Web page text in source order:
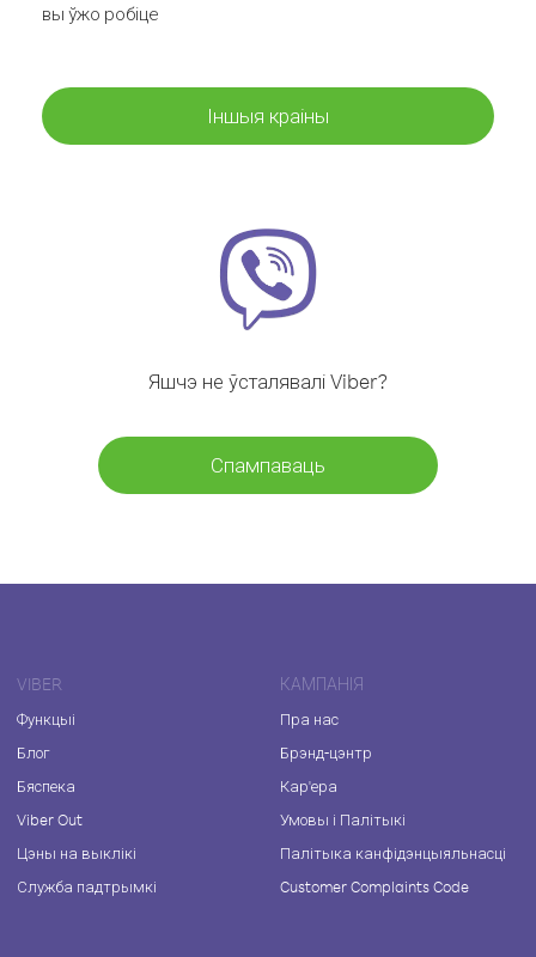
вы ўжо робіце
Іншыя краіны
Яшчэ не ўсталявалі Viber?
Спампаваць
VIBER
Функцыі
Блог
Бяспека
Viber Out
Цэны на выклікі
Служба падтрымкі
КАМПАНІЯ
Пра нас
Брэнд-цэнтр
Кар'ера
Умовы і Палітыкі
Палітыка канфідэнцыяльнасці
Customer Complaints Code